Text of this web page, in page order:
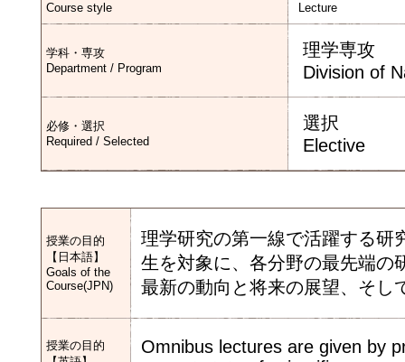
Course style
Lecture
学科・専攻
Department / Program
理学専攻
Division of
必修・選択
Required / Selected
選択
Elective
授業の目的
【日本語】
Goals of the
Course(JPN)
理学研究の第一線で活躍する研
生を対象に、各分野の最先端の
最新の動向と将来の展望、そし
授業の目的
Omnibus lectures are given by